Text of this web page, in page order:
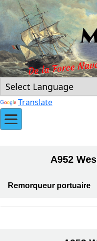
Translate
A952
Remorqueur portuaire